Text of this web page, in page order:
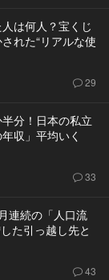
は何人？宝くじ
れた“リアルな使
29
分！日本の私立
収」平均いく
33
連続の「人口流
た引っ越し先と
43